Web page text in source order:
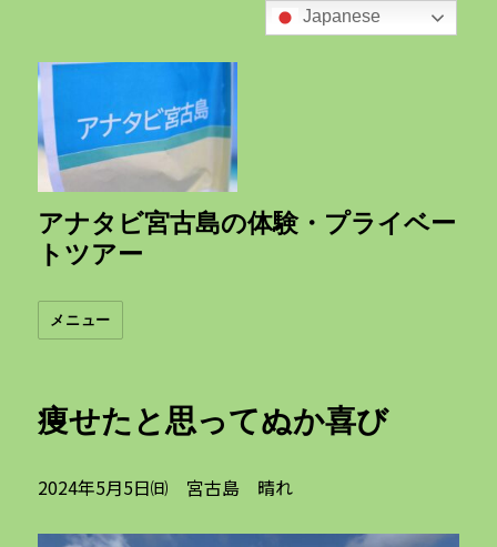
アナタビ宮古島の体験・プライベー
トツアー
メニュー
痩せたと思ってぬか喜び
2024年5月5日㈰ 宮古島 晴れ
Japanese